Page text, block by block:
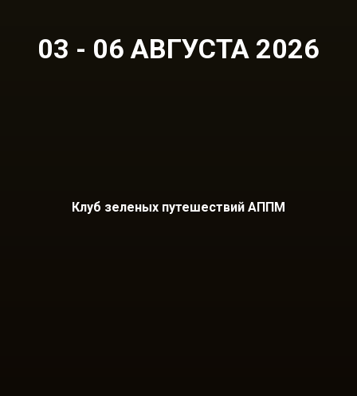
03 - 06 АВГУСТА 2026
Клуб зеленых путешествий АППМ